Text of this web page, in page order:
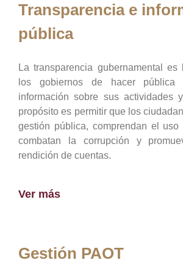
Transparencia e
pública
La transparencia gubernamental
los gobiernos de hacer
información sobre sus actividades
propósito es permitir que los
gestión pública, comprendan el uso
combatan la corrupción y
rendición de cuentas.
Ver más
Gestión PAOT